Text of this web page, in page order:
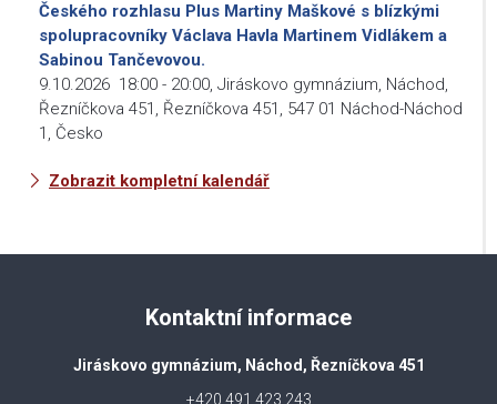
Českého rozhlasu Plus Martiny Maškové s blízkými
spolupracovníky Václava Havla Martinem Vidlákem a
Sabinou Tančevovou.
9.10.2026 18:00 - 20:00, Jiráskovo gymnázium, Náchod,
Řezníčkova 451, Řezníčkova 451, 547 01 Náchod-Náchod
1, Česko
Zobrazit kompletní kalendář
Kontaktní informace
Jiráskovo gymnázium, Náchod, Řezníčkova 451
+420 491 423 243